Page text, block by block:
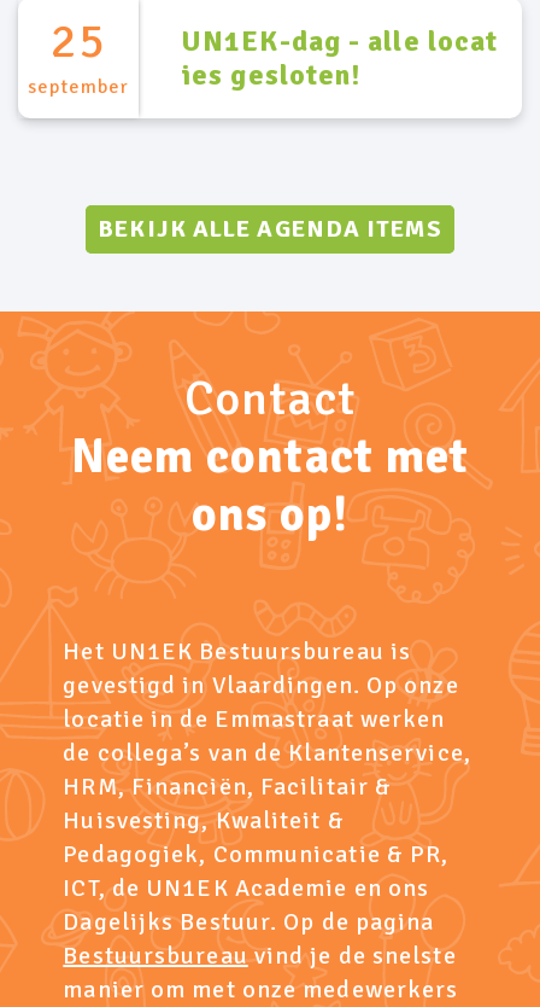
25
september
UN1EK-dag - alle locat
ies gesloten!
BEKIJK ALLE AGENDA ITEMS
Contact
Neem contact met
ons op!
Het UN1EK Bestuursbureau is
gevestigd in Vlaardingen. Op onze
locatie in de Emmastraat werken
de collega’s van de Klantenservice,
HRM, Financiën, Facilitair &
Huisvesting, Kwaliteit &
Pedagogiek, Communicatie & PR,
ICT, de UN1EK Academie en ons
Dagelijks Bestuur. Op de pagina
Bestuursbureauvind je de snelste
manier om met onze medewerkers